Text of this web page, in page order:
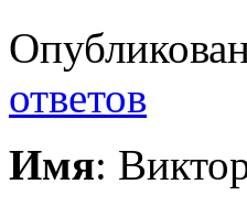
ответов
Имя: